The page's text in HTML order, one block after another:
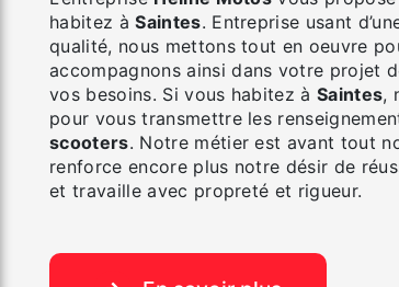
habitez àSaintes. Entreprise usant
qualité, nous mettons tout en oeuvre
accompagnons ainsi dans votre projet
vos besoins. Si vous habitez àSaintes,
pour vous transmettre les
scooters. Notre métier est avant tout
renforce encore plus notre désir de
et travaille avec propreté et rigueur.